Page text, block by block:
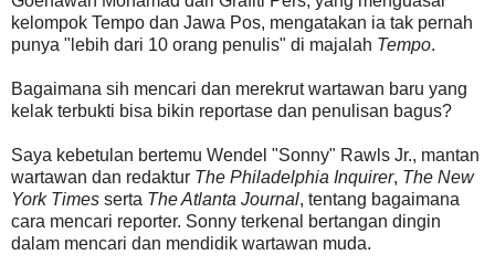
kelompok Tempo dan Jawa Pos, mengatakan ia tak pernah
punya "lebih dari 10 orang penulis" di majalah Tempo.
Bagaimana sih mencari dan merekrut wartawan baru yang
kelak terbukti bisa bikin reportase dan penulisan bagus?
Saya kebetulan bertemu Wendel "Sonny" Rawls Jr., mantan
wartawan dan redaktur The Philadelphia Inquirer, The New
York Times serta The Atlanta Journal, tentang bagaimana
cara mencari reporter. Sonny terkenal bertangan dingin
dalam mencari dan mendidik wartawan muda.